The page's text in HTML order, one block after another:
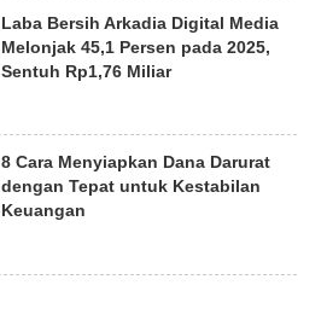
Laba Bersih Arkadia Digital Media
Melonjak 45,1 Persen pada 2025,
Sentuh Rp1,76 Miliar
8 Cara Menyiapkan Dana Darurat
dengan Tepat untuk Kestabilan
Keuangan